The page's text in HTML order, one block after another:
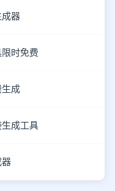
器
时免费
成
成工具